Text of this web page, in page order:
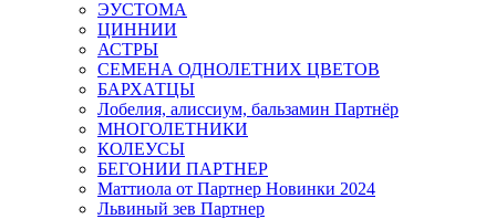
ЭУСТОМА
ЦИННИИ
АСТРЫ
СЕМЕНА ОДНОЛЕТНИХ ЦВЕТОВ
БАРХАТЦЫ
Лобелия, алиссиум, бальзамин Партнёр
МНОГОЛЕТНИКИ
КОЛЕУСЫ
БЕГОНИИ ПАРТНЕР
Маттиола от Партнер Новинки 2024
Львиный зев Партнер